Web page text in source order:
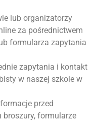
lub organizatorzy
za pośrednictwem
formularza zapytania
zapytania i kontakt
w naszej szkole w
przed
broszury, formularze